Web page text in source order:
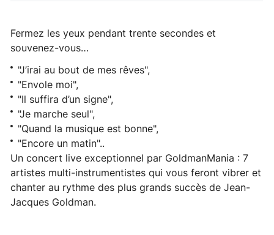
Fermez les yeux pendant trente secondes et
souvenez-vous…
"J’irai au bout de mes rêves",
"Envole moi",
"Il suffira d’un signe",
"Je marche seul",
"Quand la musique est bonne",
"Encore un matin"..
Un concert live exceptionnel par GoldmanMania : 7
artistes multi-instrumentistes qui vous feront vibrer et
chanter au rythme des plus grands succès de Jean-
Jacques Goldman.